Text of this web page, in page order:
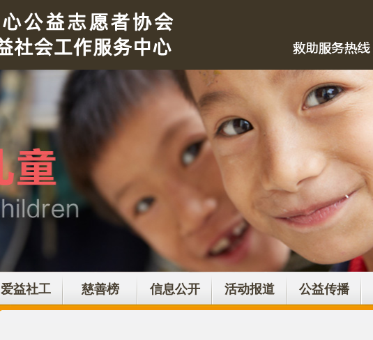
爱益社工 慈善榜 信息公开 活动报道 公益传播